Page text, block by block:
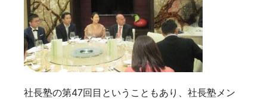
社長塾の第47回目ということもあり、社長塾メン